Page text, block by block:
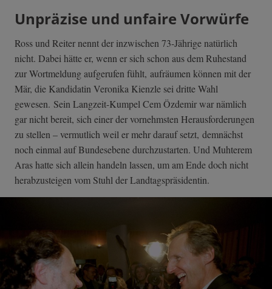
Unpräzise und unfaire Vorwürfe
Ross und Reiter nennt der inzwischen 73-Jährige natürlich
nicht. Dabei hätte er, wenn er sich schon aus dem Ruhestand
zur Wortmeldung aufgerufen fühlt, aufräumen können mit der
Mär, die Kandidatin Veronika Kienzle sei dritte Wahl
gewesen. Sein Langzeit-Kumpel Cem Özdemir war nämlich
gar nicht bereit, sich einer der vornehmsten Herausforderungen
zu stellen – vermutlich weil er mehr darauf setzt, demnächst
noch einmal auf Bundesebene durchzustarten. Und Muhterem
Aras hatte sich allein handeln lassen, um am Ende doch nicht
herabzusteigen vom Stuhl der Landtagspräsidentin.